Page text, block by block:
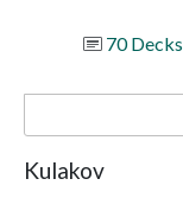
70 Decks
Kulakov